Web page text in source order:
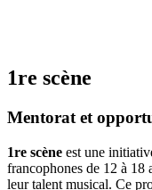
1re scène
Mentorat et
1re scène est une
francophones de 12 à 18
leur talent musical. Ce